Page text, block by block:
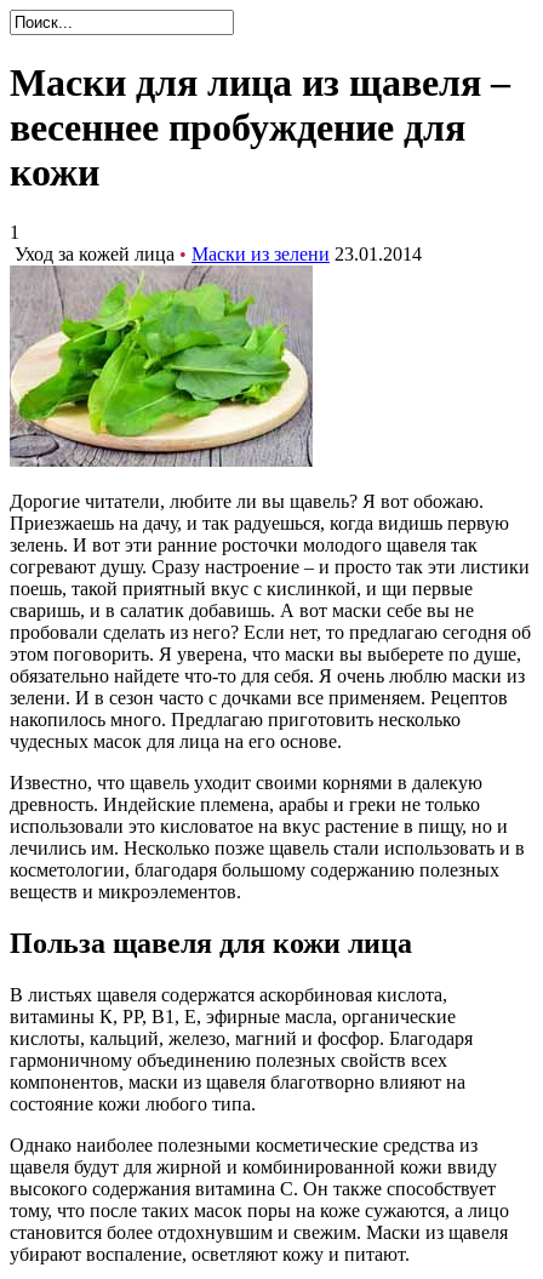
Маски для лица из щавеля –
весеннее пробуждение для
кожи
1
Уход за кожей лица • Маски из зелени 23.01.2014
Дорогие читатели, любите ли вы щавель? Я вот обожаю.
Приезжаешь на дачу, и так радуешься, когда видишь первую
зелень. И вот эти ранние росточки молодого щавеля так
согревают душу. Сразу настроение – и просто так эти листики
поешь, такой приятный вкус с кислинкой, и щи первые
сваришь, и в салатик добавишь. А вот маски себе вы не
пробовали сделать из него? Если нет, то предлагаю сегодня об
этом поговорить. Я уверена, что маски вы выберете по душе,
обязательно найдете что-то для себя. Я очень люблю маски из
зелени. И в сезон часто с дочками все применяем. Рецептов
накопилось много. Предлагаю приготовить несколько
чудесных масок для лица на его основе.
Известно, что щавель уходит своими корнями в далекую
древность. Индейские племена, арабы и греки не только
использовали это кисловатое на вкус растение в пищу, но и
лечились им. Несколько позже щавель стали использовать и в
косметологии, благодаря большому содержанию полезных
веществ и микроэлементов.
Польза щавеля для кожи лица
В листьях щавеля содержатся аскорбиновая кислота,
витамины К, РР, В1, Е, эфирные масла, органические
кислоты, кальций, железо, магний и фосфор. Благодаря
гармоничному объединению полезных свойств всех
компонентов, маски из щавеля благотворно влияют на
состояние кожи любого типа.
Однако наиболее полезными косметические средства из
щавеля будут для жирной и комбинированной кожи ввиду
высокого содержания витамина С. Он также способствует
тому, что после таких масок поры на коже сужаются, а лицо
становится более отдохнувшим и свежим. Маски из щавеля
убирают воспаление, осветляют кожу и питают.